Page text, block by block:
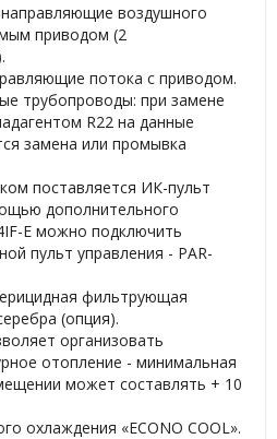
воздушного
приводом (2
потока с приводом.
трубопроводы: при замене
R22 на данные
замена или промывка
поставляется ИК-пульт
дополнительного
E можно подключить
пульт управления - PAR-
фильтрующая
(опция).
организовать
отопление - минимальная
может составлять + 10
охлаждения «ECONO COOL».